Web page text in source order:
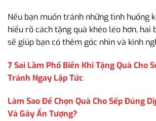
Nếu bạn muốn tránh những tình huống
hiểu rõ cách tặng quà khéo léo hơn, hai
sẽ giúp bạn có thêm góc nhìn và kinh
7 Sai Lầm Phổ Biến Khi Tặng Quà Cho
Tránh Ngay Lập Tức
Làm Sao Để Chọn Quà Cho Sếp Đúng
Và Gây Ấn Tượng?